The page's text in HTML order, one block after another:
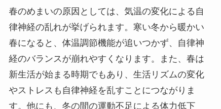
春のめまいの原因としては、気温の変化による自
律神経の乱れが挙げられます。寒い冬から暖かい
春になると、体温調節機能が追いつかず、自律神
経のバランスが崩れやすくなります。また、春は
新生活が始まる時期でもあり、生活リズムの変化
やストレスも自律神経を乱すことにつながりま
す。他にも、冬の間の運動不足による体力低下